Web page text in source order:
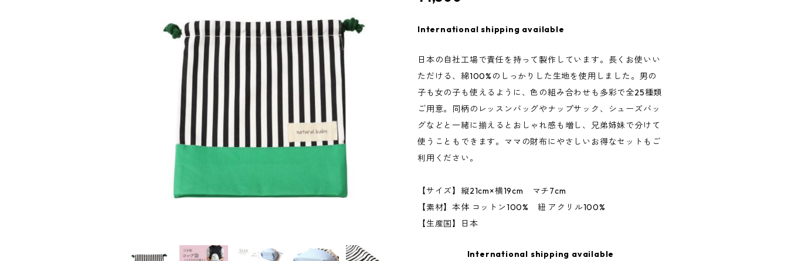
International shipping available
日本の自社工場で責任を持って製作しています。長くお使いい
ただける、綿100%のしっかりした生地を使用しました。男の
子も女の子も使えるように、色の組み合わせも多彩で全25種類
ご用意。同柄のレッスンバッグやナップサック、シューズバッ
グなどと一緒に揃えるとおしゃれ感も増し、兄弟姉妹で分けて
使うこともできます。ママの財布にやさしいお得なセットもご
利用ください。
【サイズ】縦21cm×横19cm マチ7cm
【素材】本体 コットン100% 紐 アクリル100%
【生産国】日本
International shipping available